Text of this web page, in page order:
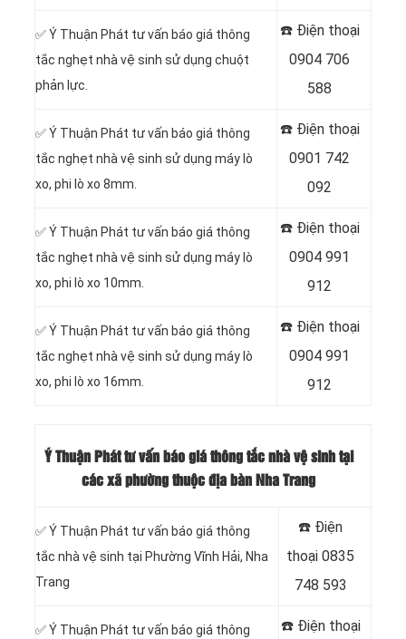
✅ Ý Thuận Phát tư vấn báo giá thông
tắc nghẹt nhà vệ sinh sử dụng chuột
phản lực.
☎️ Điện thoại
0904 706
588
✅ Ý Thuận Phát tư vấn báo giá thông
tắc nghẹt nhà vệ sinh sử dụng máy lò
xo, phi lò xo 8mm.
☎️ Điện thoại
0901 742
092
✅ Ý Thuận Phát tư vấn báo giá thông
tắc nghẹt nhà vệ sinh sử dụng máy lò
xo, phi lò xo 10mm.
☎️ Điện thoại
0904 991
912
✅ Ý Thuận Phát tư vấn báo giá thông
tắc nghẹt nhà vệ sinh sử dụng máy lò
xo, phi lò xo 16mm.
☎️ Điện thoại
0904 991
912
Ý Thuận Phát tư vấn báo giá thông tắc nhà vệ sinh tại
các xã phường thuộc địa bàn Nha Trang
✅ Ý Thuận Phát tư vấn báo giá thông
tắc nhà vệ sinh tại Phường Vĩnh Hải, Nha
Trang
☎️ Điện
thoại 0835
748 593
✅ Ý Thuận Phát tư vấn báo giá thông
☎️ Điện thoại